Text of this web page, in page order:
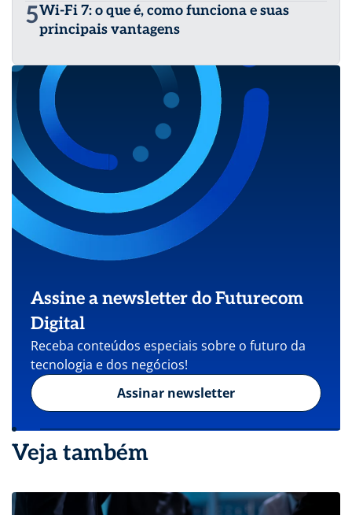
5Wi-Fi 7: o que é, como funciona e suas
principais vantagens
Assine a newsletter do Futurecom
Digital
Receba conteúdos especiais sobre o futuro da
tecnologia e dos negócios!
Assinar newsletter
Veja também